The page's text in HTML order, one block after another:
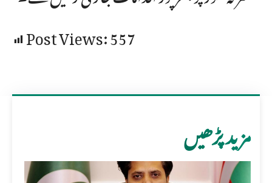
Post Views:557
مزید پڑھیں